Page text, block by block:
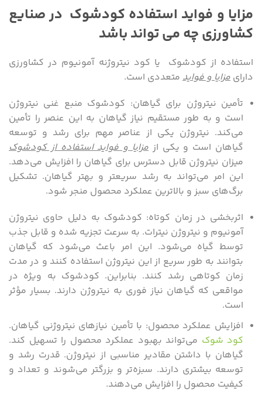
تعداد کلمات ۱۶۵۸
زمان خوانش ۰۰:۱۶:۵۸
مزایا و فواید استفاده کودشوک در صنایع
کشاورزی چه می تواند باشد
استفاده از کودشوک یا کود نیتروژنه آمونیوم در کشاورزی
دارای مزایا و فواید متعددی است.
تأمین نیتروژن برای گیاهان: کودشوک منبع غنی نیتروژن
است و به طور مستقیم نیاز گیاهان به این عنصر را تأمین
می‌کند. نیتروژن یکی از عناصر مهم برای رشد و توسعه
گیاهان است و یکی از مزایا و فواید استفاده از کودشوک
میزان نیتروژن قابل دسترس برای گیاهان را افزایش می‌دهد.
این امر می‌تواند به رشد سریعتر و بهتر گیاهان. تشکیل
برگ‌های سبز و بالاترین عملکرد محصول منجر شود.
اثربخشی در زمان کوتاه: کودشوک به دلیل حاوی نیتروژن
آمونیوم و نیتروژن نیترات. به سرعت تجزیه شده و قابل جذب
توسط گیاه می‌شود. این امر باعث می‌شود که گیاهان
بتوانند به طور سریع از این نیتروژن استفاده کنند و در مدت
زمان کوتاهی رشد کنند. بنابراین. کودشوک به ویژه در
مواقعی که گیاهان نیاز فوری به نیتروژن دارند. بسیار مؤثر
است.
افزایش عملکرد محصول: با تأمین نیازهای نیتروژنی گیاهان.
کود شوک می‌تواند بهبود عملکرد محصول را تسهیل کند.
گیاهان با داشتن مقادیر مناسبی از نیتروژن. قدرت رشد و
توسعه بیشتری دارند. سبزه‌تر و بزرگتر می‌شوند و تعداد و
کیفیت محصول را افزایش می‌دهند.